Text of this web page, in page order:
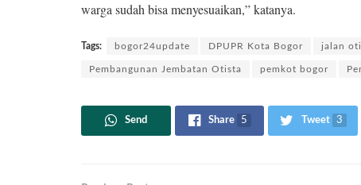
warga sudah bisa menyesuaikan,” katanya.
Tags: bogor24update DPUPR Kota Bogor jalan
Pembangunan Jembatan Otista pemkot bogor
Send Share 5 Tweet 3